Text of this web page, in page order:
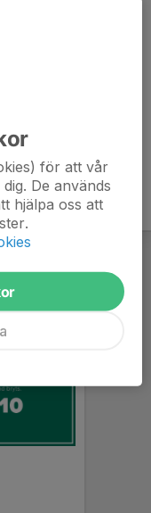
för att vår
De används
hjälpa oss att